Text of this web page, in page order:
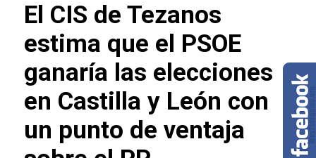
El CIS de Tezanos
estima que el PSOE
ganaría las elecciones
en Castilla y León con
un punto de ventaja